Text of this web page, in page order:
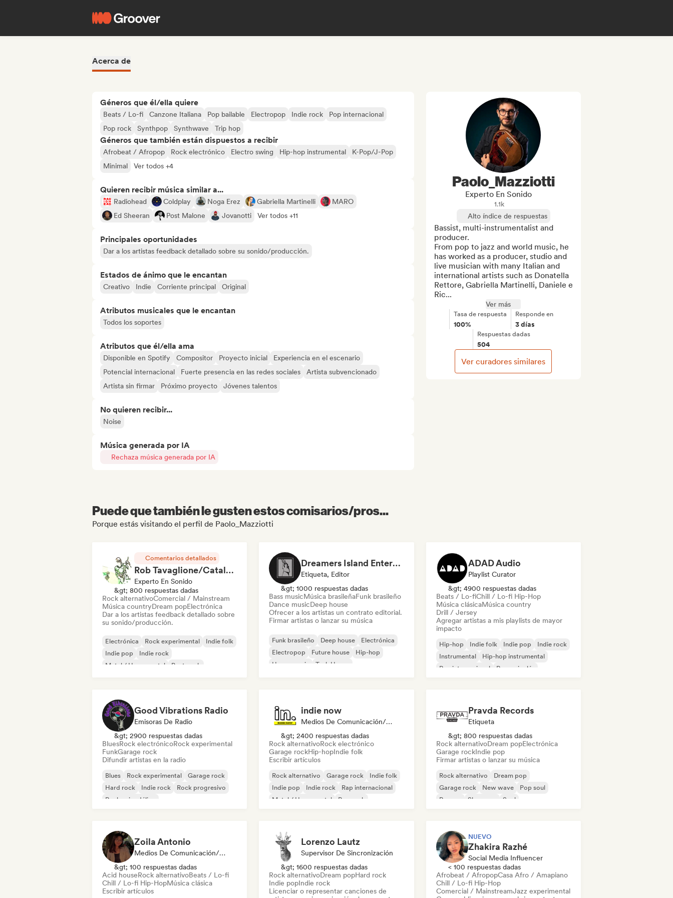
Acerca de
Géneros que él/ella quiere
Beats / Lo-fi Canzone Italiana Pop bailable Electropop Indie rock
Pop internacional
Pop rock
Synthpop Synthwave Trip hop
Géneros que también están dispuestos a recibir
Afrobeat / Afropop Rock electrónico Electro swing Hip-hop instrumental
K-Pop/J-Pop
Minimal
Ver todos +4
Quieren recibir música similar a...
Radiohead Coldplay Noga Erez Gabriella Martinelli
MARO
Ed Sheeran
Post Malone Jovanotti Ver todos +11
Principales oportunidades
Dar a los artistas feedback detallado sobre su sonido/producción.
Estados de ánimo que le encantan
Creativo Indie Corriente principal Original
Atributos musicales que le encantan
Todos los soportes
Atributos que él/ella ama
Disponible en Spotify Compositor Proyecto inicial
Experiencia en el escenario
Potencial internacional
Fuerte presencia en las redes sociales
Artista subvencionado
Artista sin firmar
Próximo proyecto Jóvenes talentos
No quieren recibir...
Noise
Música generada por IA
Rechaza música generada por IA
Paolo_Mazziotti
Experto En Sonido
1.1k
Alto índice de respuestas
Bassist, multi-instrumentalist and
producer.
From pop to jazz and world music, he
has worked as a producer, studio and
live musician with many Italian and
international artists such as Donatella
Rettore, Gabriella Martinelli, Daniele e
Ric...
Ver más
Tasa de respuesta
100%
Responde en
3 días
Respuestas dadas
504
Ver curadores similares
Puede que también le gusten estos comisarios/pros...
Porque estás visitando el perfil de Paolo_Mazziotti
Comentarios detallados
Rob Tavaglione/Catalyst Recording
Experto En Sonido
&gt; 800 respuestas dadas
Rock alternativoComercial / Mainstream
Música countryDream popElectrónica
Dar a los artistas feedback detallado sobre
su sonido/producción.
Electrónica Rock experimental
Indie folk
Indie pop
Indie rock
Metal / Heavy metal
Post punk
Dreamers Island Entertainment
Etiqueta, Editor
&gt; 1000 respuestas dadas
Bass musicMúsica brasileñaFunk brasileño
Dance musicDeep house
Ofrecer a los artistas un contrato editorial.
Firmar artistas o lanzar su música
Funk brasileño Deep house
Electrónica
Electropop
Future house
Hip-hop
House music
Tech House
ADAD Audio
Playlist Curator
&gt; 4900 respuestas dadas
Beats / Lo-fiChill / Lo-fi Hip-Hop
Música clásicaMúsica country
Drill / Jersey
Agregar artistas a mis playlists de mayor
impacto
Hip-hop Indie folk Indie pop
Indie rock
Instrumental
Hip-hop instrumental
Rap internacional
Rap en inglés
Good Vibrations Radio
Emisoras De Radio
&gt; 2900 respuestas dadas
BluesRock electrónicoRock experimental
FunkGarage rock
Difundir artistas en la radio
Blues Rock experimental
Garage rock
Hard rock
Indie rock
Rock progresivo
Rock psicodélico
indie now
Medios De Comunicación/Periodista
&gt; 2400 respuestas dadas
Rock alternativoRock electrónico
Garage rockHip-hopIndie folk
Escribir artículos
Rock alternativo Garage rock
Indie folk
Indie pop
Indie rock
Rap internacional
Metal / Heavy metal
Pop rock
Pravda Records
Etiqueta
&gt; 800 respuestas dadas
Rock alternativoDream popElectrónica
Garage rockIndie pop
Firmar artistas o lanzar su música
Rock alternativo
Dream pop
Garage rock
New wave
Pop soul
Reggae
Shoegaze Soul
Zoila Antonio
Medios De Comunicación/Periodista
&gt; 100 respuestas dadas
Acid houseRock alternativoBeats / Lo-fi
Chill / Lo-fi Hip-HopMúsica clásica
Escribir artículos
Lorenzo Lautz
Supervisor De Sincronización
&gt; 1600 respuestas dadas
Rock alternativoDream popHard rock
Indie popIndie rock
Licenciar o representar canciones de
NUEVO
Zhakira Razhé
Social Media Influencer
< 100 respuestas dadas
Afrobeat / AfropopCasa Afro / Amapiano
Chill / Lo-fi Hip-Hop
Comercial / MainstreamJazz experimental